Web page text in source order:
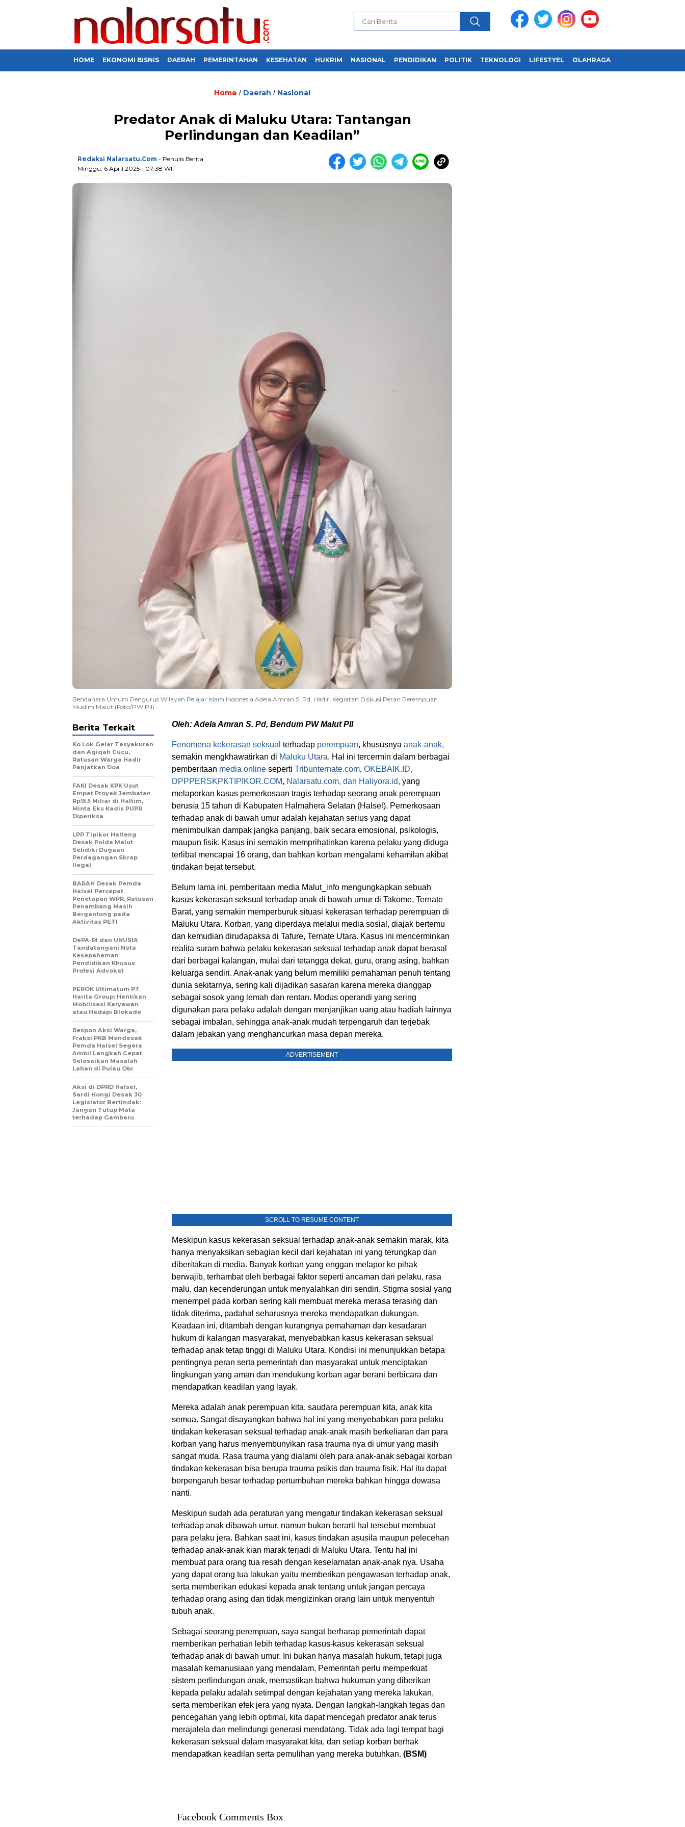
HOME EKONOMI BISNIS DAERAH PEMERINTAHAN KESEHATAN HUKRIM NASIONAL PENDIDIKAN POLITIK TEKNOLOGI LIFESTYEL OLAHRAGA
Home / Daerah / Nasional
Predator Anak di Maluku Utara: Tantangan
Perlindungan dan Keadilan”
Redaksi Nalarsatu.com - Penulis Berita
Minggu, 6 April 2025 - 07:38 WIT
Bendahara Umum Pengurus Wilayah Pelajar Islam Indonesia Adela Amran S. Pd, Hadiri Kegiatan Diskusi Peran Perempuan
Muslim Malut (Foto/PW PII)
Oleh: Adela Amran S. Pd, Bendum PW Malut PII
Fenomena kekerasan seksual terhadap perempuan, khususnya anak-anak,
semakin mengkhawatirkan di Maluku Utara. Hal ini tercermin dalam berbagai
pemberitaan media online seperti Tribunternate.com, OKEBAIK.ID,
DPPPERSKPKTIPIKOR.COM, Nalarsatu.com, dan Haliyora.id, yang
melaporkan kasus pemerkosaan tragis terhadap seorang anak perempuan
berusia 15 tahun di Kabupaten Halmahera Selatan (Halsel). Pemerkosaan
terhadap anak di bawah umur adalah kejahatan serius yang dapat
menimbulkan dampak jangka panjang, baik secara emosional, psikologis,
maupun fisik. Kasus ini semakin memprihatinkan karena pelaku yang diduga
terlibat mencapai 16 orang, dan bahkan korban mengalami kehamilan akibat
tindakan bejat tersebut.
Belum lama ini, pemberitaan media Malut_info mengungkapkan sebuah
kasus kekerasan seksual terhadap anak di bawah umur di Takome, Ternate
Barat, yang semakin memperburuk situasi kekerasan terhadap perempuan di
Maluku Utara. Korban, yang diperdaya melalui media sosial, diajak bertemu
dan kemudian dirudapaksa di Tafure, Ternate Utara. Kasus ini mencerminkan
realita suram bahwa pelaku kekerasan seksual terhadap anak dapat berasal
dari berbagai kalangan, mulai dari tetangga dekat, guru, orang asing, bahkan
keluarga sendiri. Anak-anak yang belum memiliki pemahaman penuh tentang
dunia sekitarnya, sering kali dijadikan sasaran karena mereka dianggap
sebagai sosok yang lemah dan rentan. Modus operandi yang sering
digunakan para pelaku adalah dengan menjanjikan uang atau hadiah lainnya
sebagai imbalan, sehingga anak-anak mudah terpengaruh dan terjebak
dalam jebakan yang menghancurkan masa depan mereka.
ADVERTISEMENT
SCROLL TO RESUME CONTENT
Meskipun kasus kekerasan seksual terhadap anak-anak semakin marak, kita
hanya menyaksikan sebagian kecil dari kejahatan ini yang terungkap dan
diberitakan di media. Banyak korban yang enggan melapor ke pihak
berwajib, terhambat oleh berbagai faktor seperti ancaman dari pelaku, rasa
malu, dan kecenderungan untuk menyalahkan diri sendiri. Stigma sosial yang
menempel pada korban sering kali membuat mereka merasa terasing dan
tidak diterima, padahal seharusnya mereka mendapatkan dukungan.
Keadaan ini, ditambah dengan kurangnya pemahaman dan kesadaran
hukum di kalangan masyarakat, menyebabkan kasus kekerasan seksual
terhadap anak tetap tinggi di Maluku Utara. Kondisi ini menunjukkan betapa
pentingnya peran serta pemerintah dan masyarakat untuk menciptakan
lingkungan yang aman dan mendukung korban agar berani berbicara dan
mendapatkan keadilan yang layak.
Mereka adalah anak perempuan kita, saudara perempuan kita, anak kita
semua. Sangat disayangkan bahwa hal ini yang menyebabkan para pelaku
tindakan kekerasan seksual terhadap anak-anak masih berkeliaran dan para
korban yang harus menyembunyikan rasa trauma nya di umur yang masih
sangat muda. Rasa trauma yang dialami oleh para anak-anak sebagai korban
tindakan kekerasan bisa berupa trauma psikis dan trauma fisik. Hal itu dapat
berpengaruh besar terhadap pertumbuhan mereka bahkan hingga dewasa
nanti.
Meskipun sudah ada peraturan yang mengatur tindakan kekerasan seksual
terhadap anak dibawah umur, namun bukan berarti hal tersebut membuat
para pelaku jera. Bahkan saat ini, kasus tindakan asusila maupun pelecehan
terhadap anak-anak kian marak terjadi di Maluku Utara. Tentu hal ini
membuat para orang tua resah dengan keselamatan anak-anak nya. Usaha
yang dapat orang tua lakukan yaitu memberikan pengawasan terhadap anak,
serta memberikan edukasi kepada anak tentang untuk jangan percaya
terhadap orang asing dan tidak mengizinkan orang lain untuk menyentuh
tubuh anak.
Sebagai seorang perempuan, saya sangat berharap pemerintah dapat
memberikan perhatian lebih terhadap kasus-kasus kekerasan seksual
terhadap anak di bawah umur. Ini bukan hanya masalah hukum, tetapi juga
masalah kemanusiaan yang mendalam. Pemerintah perlu memperkuat
sistem perlindungan anak, memastikan bahwa hukuman yang diberikan
kepada pelaku adalah setimpal dengan kejahatan yang mereka lakukan,
serta memberikan efek jera yang nyata. Dengan langkah-langkah tegas dan
pencegahan yang lebih optimal, kita dapat mencegah predator anak terus
merajalela dan melindungi generasi mendatang. Tidak ada lagi tempat bagi
kekerasan seksual dalam masyarakat kita, dan setiap korban berhak
mendapatkan keadilan serta pemulihan yang mereka butuhkan. (BSM)
Facebook Comments Box
Berita Terkait
Ko Lok Gelar Tasyakuran
dan Aqiqah Cucu,
Ratusan Warga Hadir
Panjatkan Doa
FAKI Desak KPK Usut
Empat Proyek Jembatan
Rp15,5 Miliar di Haltim,
Minta Eks Kadis PUPR
Diperiksa
LPP Tipikor Halteng
Desak Polda Malut
Selidiki Dugaan
Perdagangan Skrap
Ilegal
BARAH Desak Pemda
Halsel Percepat
Penetapan WPR, Ratusan
Penambang Masih
Bergantung pada
Aktivitas PETI
DePA-RI dan UNUSIA
Tandatangani Nota
Kesepahaman
Pendidikan Khusus
Profesi Advokat
PEROK Ultimatum PT
Harita Group: Hentikan
Mobilisasi Karyawan
atau Hadapi Blokade
Respon Aksi Warga,
Fraksi PKB Mendesak
Pemda Halsel Segera
Ambil Langkah Cepat
Selesaikan Masalah
Lahan di Pulau Obi
Aksi di DPRD Halsel,
Sardi Hongi Desak 30
Legislator Bertindak:
Jangan Tutup Mata
terhadap Gambaru